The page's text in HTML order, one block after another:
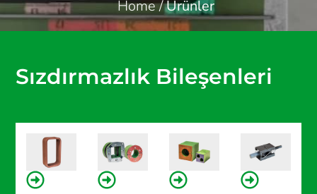
Home/Ürünler
Sızdırmazlık Bileşenleri